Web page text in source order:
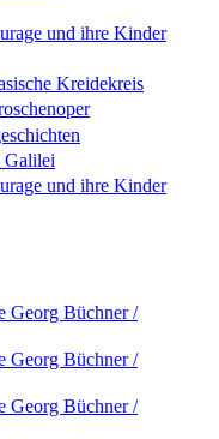
und ihre Kinder
Kreidekreis
Galilei
und ihre Kinder
Georg Büchner /
Georg Büchner /
Georg Büchner /